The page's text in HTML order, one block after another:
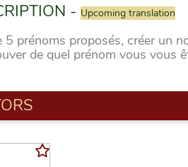
- Upcoming translation
prénoms proposés, créer un
de quel prénom vous vous